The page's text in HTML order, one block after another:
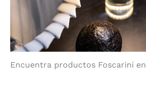
Encuentra productos Foscarini en